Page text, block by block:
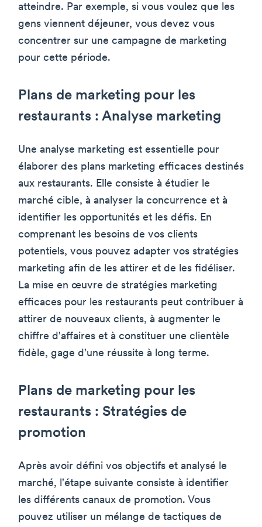
atteindre. Par exemple, si vous voulez que les
gens viennent déjeuner, vous devez vous
concentrer sur une campagne de marketing
pour cette période.
Plans de marketing pour les
restaurants : Analyse marketing
Une analyse marketing est essentielle pour
élaborer des plans marketing efficaces destinés
aux restaurants. Elle consiste à étudier le
marché cible, à analyser la concurrence et à
identifier les opportunités et les défis. En
comprenant les besoins de vos clients
potentiels, vous pouvez adapter vos stratégies
marketing afin de les attirer et de les fidéliser.
La mise en œuvre de stratégies marketing
efficaces pour les restaurants peut contribuer à
attirer de nouveaux clients, à augmenter le
chiffre d'affaires et à constituer une clientèle
fidèle, gage d'une réussite à long terme.
Plans de marketing pour les
restaurants : Stratégies de
promotion
Après avoir défini vos objectifs et analysé le
marché, l'étape suivante consiste à identifier
les différents canaux de promotion. Vous
pouvez utiliser un mélange de tactiques de